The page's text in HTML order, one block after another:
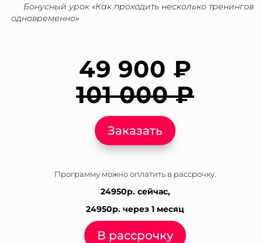
Бонусный урок «Как проходить несколько тренингов
одновременно»
49 900 ₽
101 000 ₽
Заказать
Программу можно оплатить в рассрочку.
24950р. сейчас,
24950р. через 1 месяц
В рассрочку